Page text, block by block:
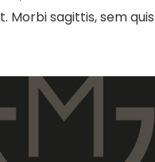
sagittis, sem